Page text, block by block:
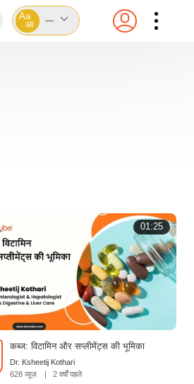
Aa
आ
---
01:25
कब्ज: विटामिन और सप्लीमेंट्स की भूमिका
Dr. Ksheetij Kothari
628 व्यूज़
| 2 वर्षों पहले